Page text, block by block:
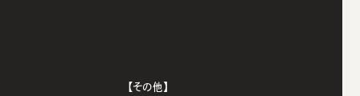
【その他】